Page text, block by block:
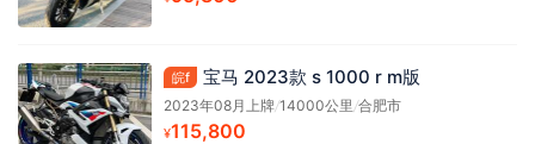
皖f 宝马 2023款 s 1000 r m版
2023年08月上牌/14000公里 /合肥市
¥115,800